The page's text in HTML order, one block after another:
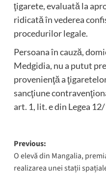
ţigarete, evaluată la
ridicată în vederea
procedurilor legale.
Persoana în cauză,
Medgidia, nu a putut
provenienţă a
sancţiune
art. 1, lit. e din Legea
Post
navigation
Previous:
O elevă din Mangalia,
realizarea unei stații